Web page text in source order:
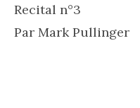
Recital n°3
Par Mark Pullinger